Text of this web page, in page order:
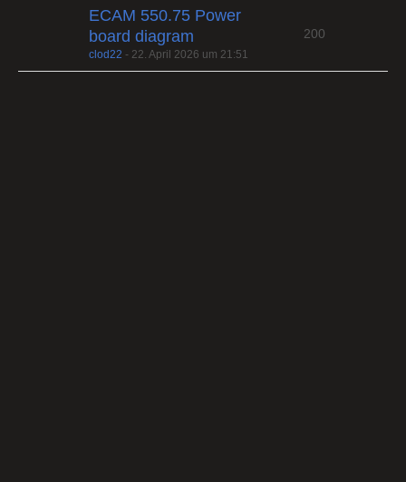
ECAM 550.75 Power
board diagram
clod22 - 22. April 2026 um 21:51
200